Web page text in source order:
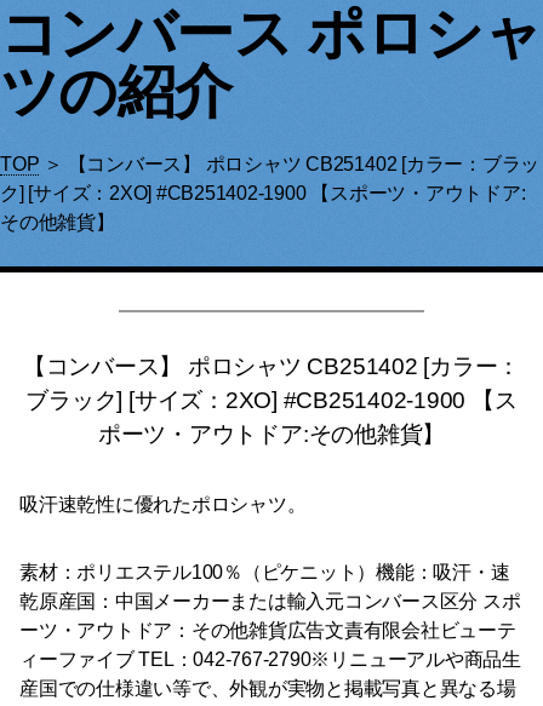
コンバース ポロシャ
ツの紹介
TOP ＞ 【コンバース】 ポロシャツ CB251402 [カラー：ブラッ
ク] [サイズ：2XO] #CB251402-1900 【スポーツ・アウトドア:
その他雑貨】
【コンバース】 ポロシャツ CB251402 [カラー：
ブラック] [サイズ：2XO] #CB251402-1900 【ス
ポーツ・アウトドア:その他雑貨】
吸汗速乾性に優れたポロシャツ。
素材：ポリエステル100％（ピケニット）機能：吸汗・速
乾原産国：中国メーカーまたは輸入元コンバース区分 スポ
ーツ・アウトドア：その他雑貨広告文責有限会社ビューテ
ィーファイブ TEL：042-767-2790※リニューアルや商品生
産国での仕様違い等で、外観が実物と掲載写真と異なる場